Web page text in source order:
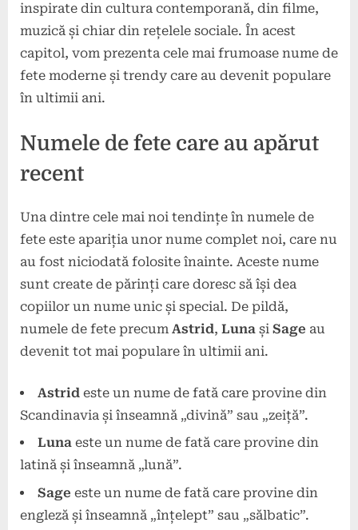
inspirate din cultura contemporană, din filme,
muzică și chiar din rețelele sociale. În acest
capitol, vom prezenta cele mai frumoase nume de
fete moderne și trendy care au devenit populare
în ultimii ani.
Numele de fete care au apărut
recent
Una dintre cele mai noi tendințe în numele de
fete este apariția unor nume complet noi, care nu
au fost niciodată folosite înainte. Aceste nume
sunt create de părinți care doresc să își dea
copiilor un nume unic și special. De pildă,
numele de fete precum Astrid, Luna și Sage au
devenit tot mai populare în ultimii ani.
Astrid este un nume de fată care provine din
Scandinavia și înseamnă „divină” sau „zeiță”.
Luna este un nume de fată care provine din
latină și înseamnă „lună”.
Sage este un nume de fată care provine din
engleză și înseamnă „înțelept” sau „sălbatic”.